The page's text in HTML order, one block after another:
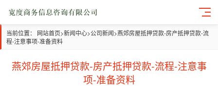
当前位置： 网站首页>新闻中心>公司新闻>燕郊房屋抵押贷款-房产抵押贷款-流
程-注意事项-准备资料
燕郊房屋抵押贷款-房产抵押贷款-流程-注意事
项-准备资料